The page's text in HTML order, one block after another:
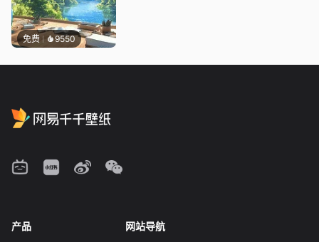
免费 9550
产品 网站导航